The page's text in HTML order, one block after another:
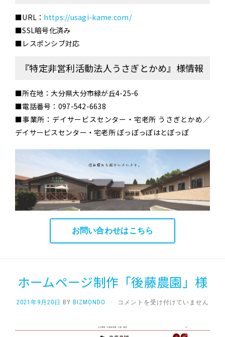
■URL： https://usagi-kame.com/
■SSL暗号化済み
■レスポンシブ対応
『特定非営利活動法人うさぎとかめ』様情報
■所在地：大分県大分市緑が丘4-25-6
■電話番号：097-542-6638
■事業所：デイサービスセンター・宅老所 うさぎとかめ／
デイサービスセンター・宅老所 ぽっぽっぽはとぽっぽ
お問い合わせはこちら
ホームページ制作「後藤農園」様
2021年9月20日 BY BIZMONDO ·
ホ
ム
コメントを受け付けていません